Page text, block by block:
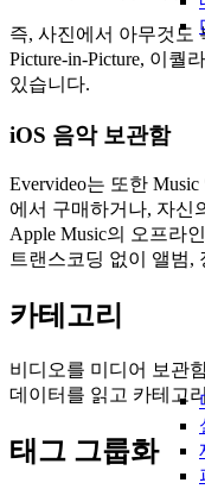
즉, 사진에서 아무것도
Picture-in-Picture, 이퀄
있습니다.
iOS 음악 보관함
Evervideo는 또한
에서 구매하거나, 자신
Apple Music의 오프라
트랜스코딩 없이 앨범,
카테고리
비디오를 미디어 보관
데이터를 읽고 카테고
태그 그룹화